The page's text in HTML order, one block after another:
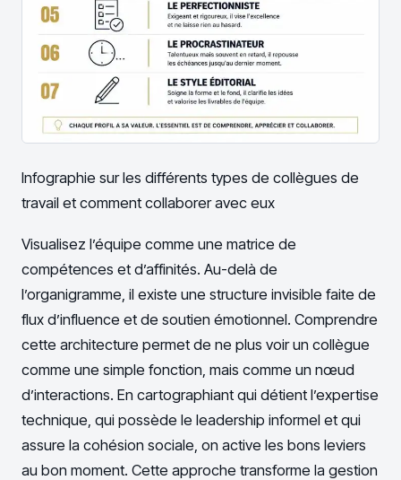
Infographie sur les différents types de collègues de
travail et comment collaborer avec eux
Visualisez l’équipe comme une matrice de
compétences et d’affinités. Au-delà de
l’organigramme, il existe une structure invisible faite de
flux d’influence et de soutien émotionnel. Comprendre
cette architecture permet de ne plus voir un collègue
comme une simple fonction, mais comme un nœud
d’interactions. En cartographiant qui détient l’expertise
technique, qui possède le leadership informel et qui
assure la cohésion sociale, on active les bons leviers
au bon moment. Cette approche transforme la gestion